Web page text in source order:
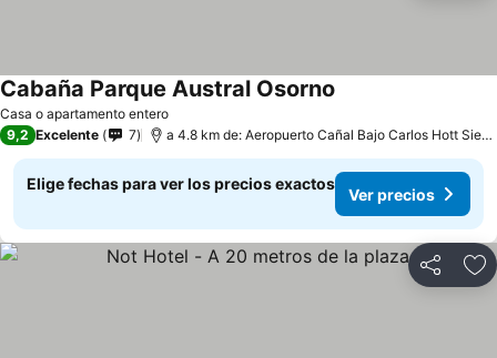
Casa o apartamento entero
Cabaña Parque Austral Osorno
9,2 Excelente 7 a 4.8 km de: Aeropuerto Cañal Bajo Carlos Hott Siebert
Elige fechas para ver los precios exactos
Ver precios
Compartir